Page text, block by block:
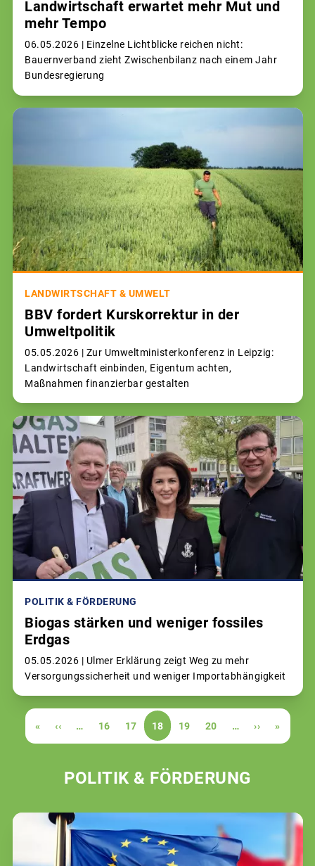
Landwirtschaft erwartet mehr Mut und
mehr Tempo
06.05.2026 | Einzelne Lichtblicke reichen nicht:
Bauernverband zieht Zwischenbilanz nach einem Jahr
Bundesregierung
LANDWIRTSCHAFT & UMWELT
BBV fordert Kurskorrektur in der
Umweltpolitik
05.05.2026 | Zur Umweltministerkonferenz in Leipzig:
Landwirtschaft einbinden, Eigentum achten,
Maßnahmen finanzierbar gestalten
POLITIK & FÖRDERUNG
Biogas stärken und weniger fossiles
Erdgas
05.05.2026 | Ulmer Erklärung zeigt Weg zu mehr
Versorgungssicherheit und weniger Importabhängigkeit
Seitennummerierung
Erste
Seite
«
Vorherige
Seite
‹‹ … Page
16 Page
17
Aktuelle
Seite
18 Page
19 Page
20 …
Nächste
Seite
››
Letzte
Seite
»
POLITIK & FÖRDERUNG